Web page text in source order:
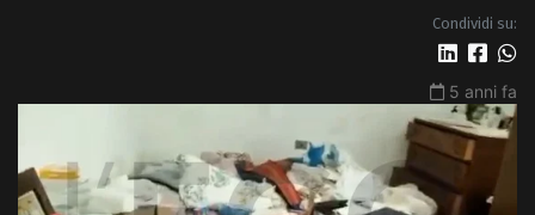
Condividi su:
5 anni fa